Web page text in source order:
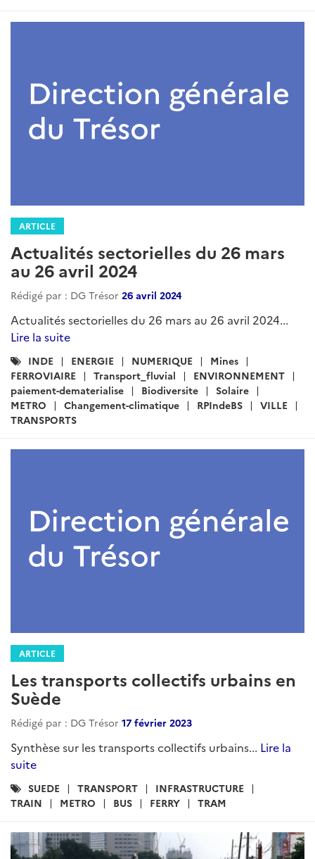
ARTICLE
Actualités sectorielles du 26 mars
au 26 avril 2024
Rédigé par : DG Trésor 26 avril 2024
Actualités sectorielles du 26 mars au 26 avril 2024...
Lire la suite
Catégories
:
INDE ENERGIE NUMERIQUE
Mines
FERROVIAIRE
Transport_fluvial
ENVIRONNEMENT
paiement-dematerialise
Biodiversite
Solaire
METRO
Changement-climatique RPIndeBS
VILLE
TRANSPORTS
ARTICLE
Les transports collectifs urbains en
Suède
Rédigé par : DG Trésor 17 février 2023
Synthèse sur les transports collectifs urbains... Lire la
suite
Catégories
:
SUEDE TRANSPORT
INFRASTRUCTURE
TRAIN
METRO BUS FERRY TRAM